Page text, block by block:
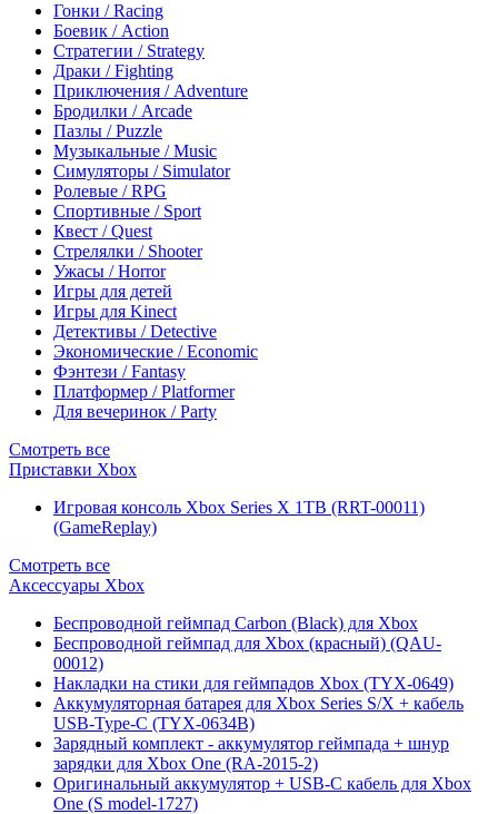
Гонки / Racing
Боевик / Action
Стратегии / Strategy
Драки / Fighting
Приключения / Adventure
Бродилки / Arcade
Пазлы / Puzzle
Музыкальные / Music
Симуляторы / Simulator
Ролевые / RPG
Спортивные / Sport
Квест / Quest
Стрелялки / Shooter
Ужасы / Horror
Игры для детей
Игры для Kinect
Детективы / Detective
Экономические / Economic
Фэнтези / Fantasy
Платформер / Platformer
Для вечеринок / Party
Смотреть все
Приставки Xbox
Игровая консоль Xbox Series X 1TB (RRT-00011)
(GameReplay)
Смотреть все
Аксессуары Xbox
Беспроводной геймпад Carbon (Black) для Xbox
Беспроводной геймпад для Xbox (красный) (QAU-
00012)
Накладки на стики для геймпадов Xbox (TYX-0649)
Аккумуляторная батарея для Xbox Series S/X + кабель
USB-Type-C (TYX-0634B)
Зарядный комплект - аккумулятор геймпада + шнур
зарядки для Xbox One (RA-2015-2)
Оригинальный аккумулятор + USB-C кабель для Xbox
One (S model-1727)